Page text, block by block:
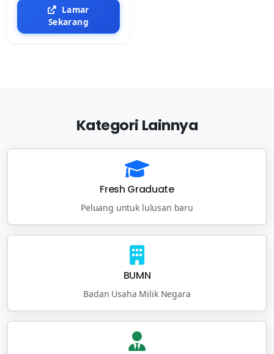
Lamar
Sekarang
Kategori Lainnya
Fresh Graduate
Peluang untuk lulusan baru
BUMN
Badan Usaha Milik Negara